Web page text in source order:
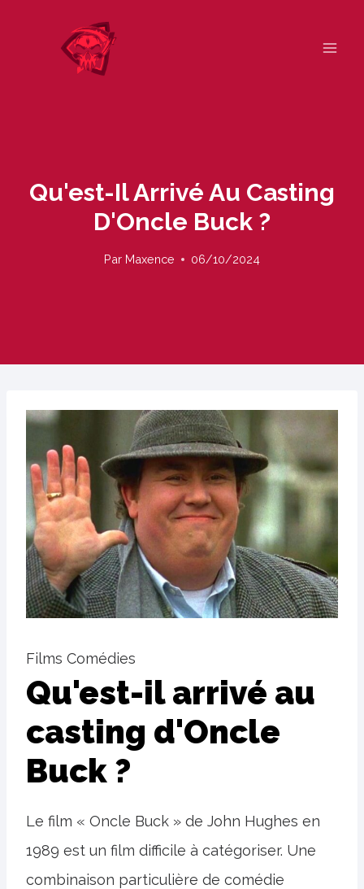
Qu'est-Il Arrivé Au Casting
D'Oncle Buck ?
Par Maxence 06/10/2024
Films Comédies
Qu'est-il arrivé au
casting d'Oncle
Buck ?
Le film « Oncle Buck » de John Hughes en
1989 est un film difficile à catégoriser. Une
combinaison particulière de comédie